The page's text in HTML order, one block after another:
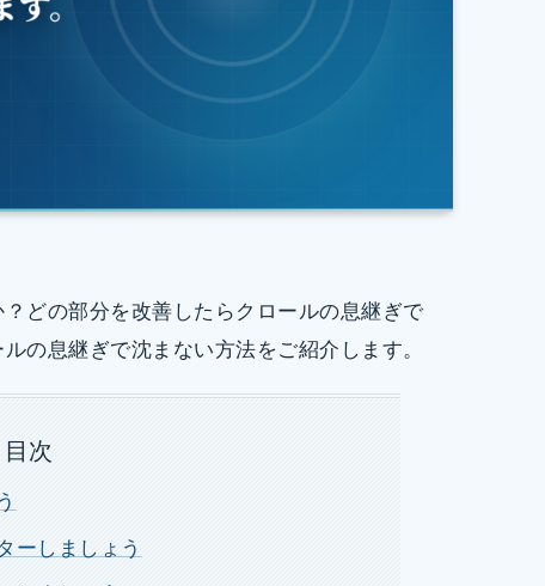
どの部分を改善したらクロールの息継ぎで
の息継ぎで沈まない方法をご紹介します。
目次
ーしましょう